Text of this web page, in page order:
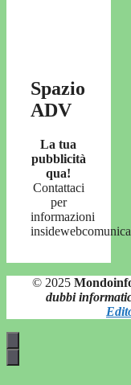
Spazio
ADV
La tua
pubblicità
qua!
Contattaci
per
informazioni
© 2025
dubbi